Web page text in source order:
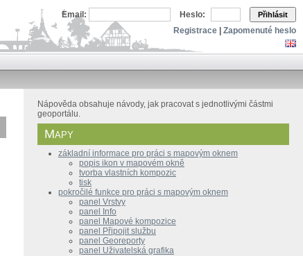
Email: Heslo: Přihlásit
Registrace Zapomenuté heslo
Nápověda obsahuje návody, jak pracovat s jednotlivými částmi
geoportálu.
Mapy
základní informace pro práci s mapovým oknem
popis ikon v mapovém okně
tvorba vlastních kompozic
tisk
pokročilé funkce pro práci s mapovým oknem
panel Vrstvy
panel Info
panel Mapové kompozice
panel Připojit službu
panel Georeporty
panel Uživatelská grafika